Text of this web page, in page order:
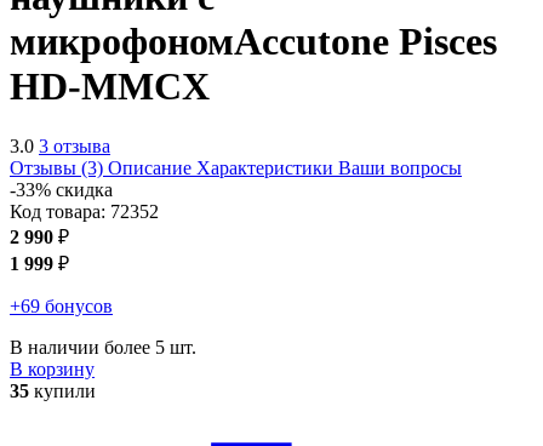
микрофономAccutone Pisces
HD-MMCX
3.0 3 отзыва
Отзывы (3) Описание Характеристики Ваши вопросы
-33% скидка
Код товара: 72352
2 990 ₽
1 999 ₽
+69 бонусов
В наличии более 5 шт.
В корзину
35 купили